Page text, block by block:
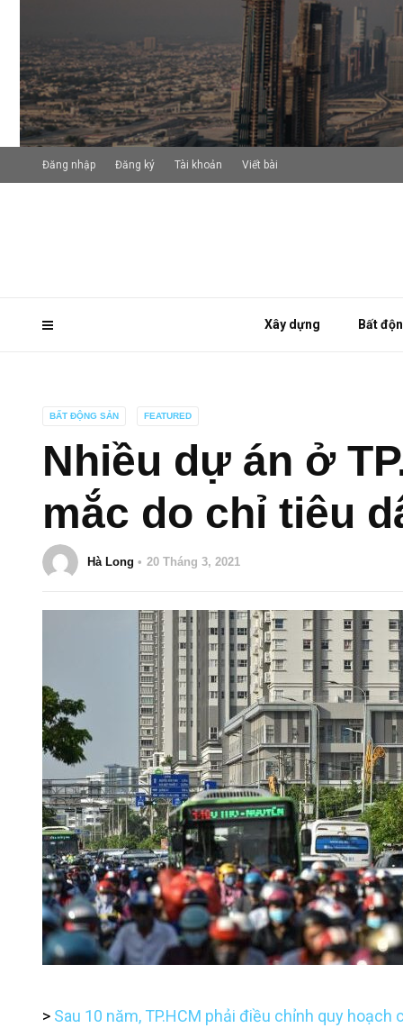
Xây dựng Bất
Đăng nhập Đăng ký Tài khoản Viết bài
BẤT ĐỘNG SẢN FEATURED
Nhiều dự án ở
mắc do chỉ tiêu
Hà Long 20 Tháng 3, 2021
> Sau 10 năm, TP.HCM phải điều chỉnh quy hoạch